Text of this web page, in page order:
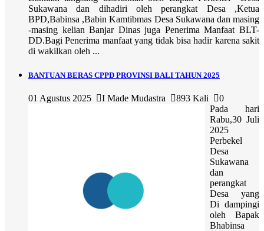
Sukawana dan dihadiri oleh perangkat Desa ,Ketua
BPD,Babinsa ,Babin Kamtibmas Desa Sukawana dan masing
-masing kelian Banjar Dinas juga Penerima Manfaat BLT-
DD.Bagi Penerima manfaat yang tidak bisa hadir karena sakit
di wakilkan oleh ...
BANTUAN BERAS CPPD PROVINSI BALI TAHUN 2025
01 Agustus 2025 I Made Mudastra 893 Kali
0
Pada hari
Rabu,30 Juli
2025
Perbekel
Desa
Sukawana
dan
perangkat
Desa yang
Di dampingi
oleh Bapak
Bhabinsa